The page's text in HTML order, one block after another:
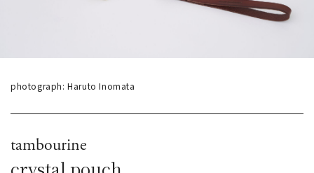
photograph: Haruto Inomata
tambourine